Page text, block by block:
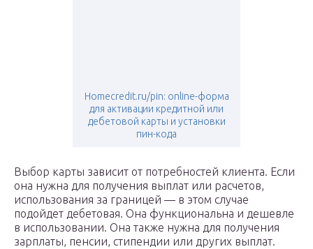
Homecredit.ru/pin: online-форма
для активации кредитной или
дебетовой карты и установки
пин-кода
Выбор карты зависит от потребностей клиента. Если
она нужна для получения выплат или расчетов,
использования за границей — в этом случае
подойдет дебетовая. Она функциональна и дешевле
в использовании. Она также нужна для получения
зарплаты, пенсии, стипендии или других выплат.